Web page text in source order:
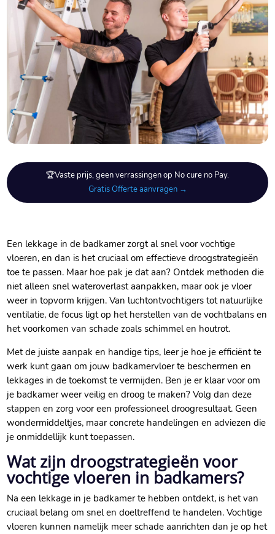
🏆Vaste prijs, geen verrassingen op No cure no Pay.
Gratis Offerte aanvragen →
Een lekkage in de badkamer zorgt al snel voor vochtige
vloeren, en dan is het cruciaal om effectieve droogstrategieën
toe te passen.​ Maar hoe pak je dat aan? Ontdek methoden die
niet alleen snel wateroverlast aanpakken, maar ook je vloer
weer in topvorm krijgen.​ Van luchtontvochtigers tot natuurlijke
ventilatie, de focus ligt op het herstellen van de vochtbalans en
het voorkomen van schade zoals schimmel en houtrot.​
Met de juiste aanpak en handige tips, leer je hoe je efficiënt te
werk kunt gaan om jouw badkamervloer te beschermen en
lekkages in de toekomst te vermijden.​ Ben je er klaar voor om
je badkamer weer veilig en droog te maken? Volg dan deze
stappen en zorg voor een professioneel droogresultaat.​ Geen
wondermiddeltjes, maar concrete handelingen en adviezen die
je onmiddellijk kunt toepassen.​
Wat zijn droogstrategieën voor
vochtige vloeren in badkamers?
Na een lekkage in je badkamer te hebben ontdekt, is het van
cruciaal belang om snel en doeltreffend te handelen.​ Vochtige
vloeren kunnen namelijk meer schade aanrichten dan je op het